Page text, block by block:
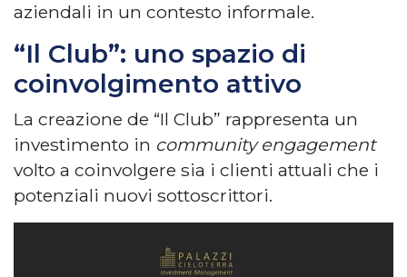
aziendali in un contesto informale.
“Il Club”: uno spazio di
coinvolgimento attivo
La creazione de “Il Club” rappresenta un
investimento in community engagement
volto a coinvolgere sia i clienti attuali che i
potenziali nuovi sottoscrittori.